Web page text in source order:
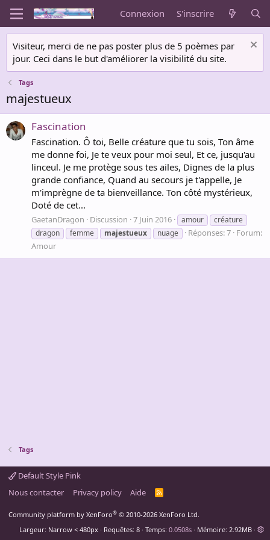
Connexion S'inscrire
Visiteur, merci de ne pas poster plus de 5 poèmes par
jour. Ceci dans le but d'améliorer la visibilité du site.
Tags
majestueux
Fascination
Fascination. Ô toi, Belle créature que tu sois, Ton âme
me donne foi, Je te veux pour moi seul, Et ce, jusqu'au
linceul. Je me protège sous tes ailes, Dignes de la plus
grande confiance, Quand au secours je t'appelle, Je
m'imprègne de ta bienveillance. Ton côté mystérieux,
Doté de cet...
GaetanDragon Discussion 7 Juin 2016 amour
créature
dragon
femme majestueux nuage Réponses: 7 Forum:
Amour
Tags
Default Style Pink
Nous contacter
Privacy policy Aide
R
Community platform by XenForo® © 2010-2026 XenForo Ltd.
Largeur
Requêtes 8 Temps 0.0508s Mémoire 2.92MB